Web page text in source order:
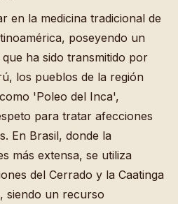
en la medicina tradicional de
poseyendo un
ha sido transmitido por
los pueblos de la región
'Poleo del Inca',
para tratar afecciones
En Brasil, donde la
más extensa, se utiliza
del Cerrado y la Caatinga
siendo un recurso